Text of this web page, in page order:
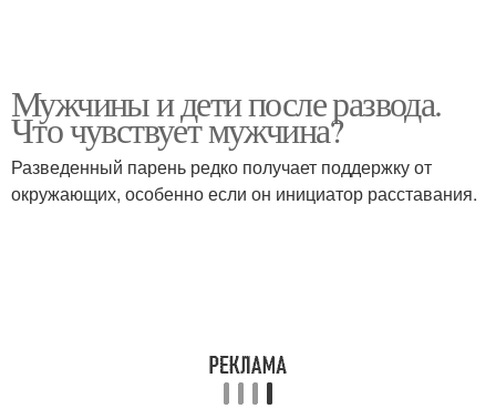
Мужчины и дети после развода.
Что чувствует мужчина?
Разведенный парень редко получает поддержку от
окружающих, особенно если он инициатор расставания.